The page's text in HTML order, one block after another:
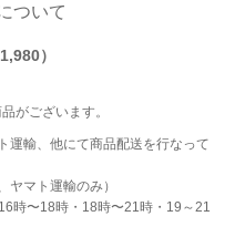
ついて
）
がございます。
運輸、他にて商品配送を行なって
マト運輸のみ）
時〜18時・18時〜21時・19～21